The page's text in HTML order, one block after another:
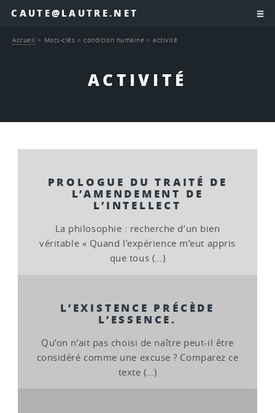
CAUTE@LAUTRE.NET
ACTIVITÉ
Accueil > Mots-clés >condition humaine >activité
PROLOGUE DU TRAITÉ DE
L’AMENDEMENT DE
L’INTELLECT
La philosophie : recherche d’un bien
véritable « Quand l’expérience m’eut appris
que tous (…)
L’EXISTENCE PRÉCÈDE
L’ESSENCE.
Qu’on n’ait pas choisi de naître peut-il être
considéré comme une excuse ? Comparez ce
texte (…)